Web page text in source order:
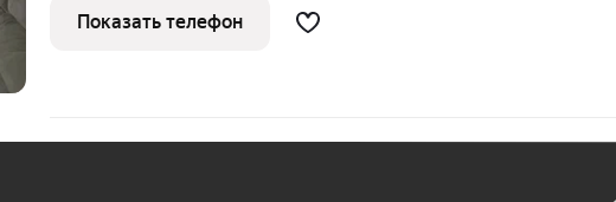
двусторонняя красивый вид. Современный ремонт выполнен в
нейтральных тонах,
Показать телефон